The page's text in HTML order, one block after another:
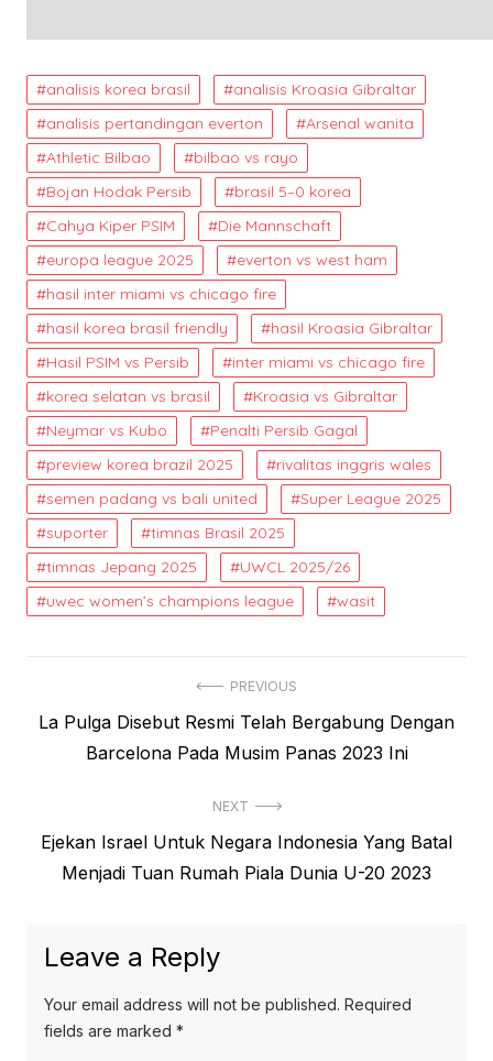
analisis korea brasil
analisis Kroasia Gibraltar
analisis pertandingan everton
Arsenal wanita
Athletic Bilbao
bilbao vs rayo
Bojan Hodak Persib
brasil 5–0 korea
Cahya Kiper PSIM
Die Mannschaft
europa league 2025
everton vs west ham
hasil inter miami vs chicago fire
hasil korea brasil friendly
hasil Kroasia Gibraltar
Hasil PSIM vs Persib
inter miami vs chicago fire
korea selatan vs brasil
Kroasia vs Gibraltar
Neymar vs Kubo
Penalti Persib Gagal
preview korea brazil 2025
rivalitas inggris wales
semen padang vs bali united
Super League 2025
suporter
timnas Brasil 2025
timnas Jepang 2025
UWCL 2025/26
uwec women’s champions league
wasit
navigation
PREVIOUS
Previous
La Pulga Disebut Resmi Telah Bergabung Dengan
Barcelona Pada Musim Panas 2023 Ini
NEXT
Next
post:
Ejekan Israel Untuk Negara Indonesia Yang Batal
Menjadi Tuan Rumah Piala Dunia U-20 2023
Leave a Reply
Your email address will not be published. Required
fields are marked *